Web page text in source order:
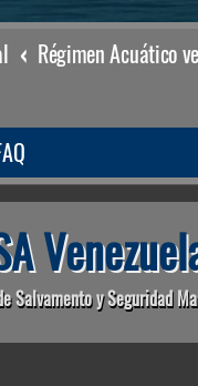
Régimen Acuático
Salvamento y Seguridad